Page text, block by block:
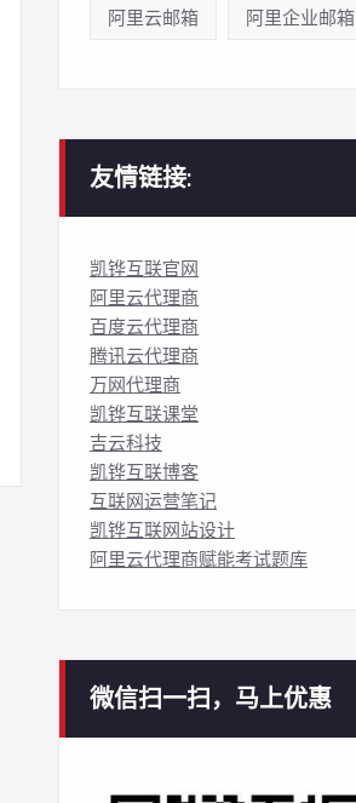
阿里云邮箱 阿里企业邮箱
友情链接:
凯铧互联官网
阿里云代理商
百度云代理商
腾讯云代理商
万网代理商
凯铧互联课堂
吉云科技
凯铧互联博客
互联网运营笔记
凯铧互联网站设计
阿里云代理商赋能考试题库
微信扫一扫，马上优惠